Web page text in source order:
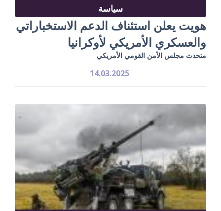
سياسة
هويت يعلن استئناف الدعم الاستخباراتي
والعسكري الأمريكي لأوكرانيا
متحدث مجلس الأمن القومي الأمريكي
14.03.2025